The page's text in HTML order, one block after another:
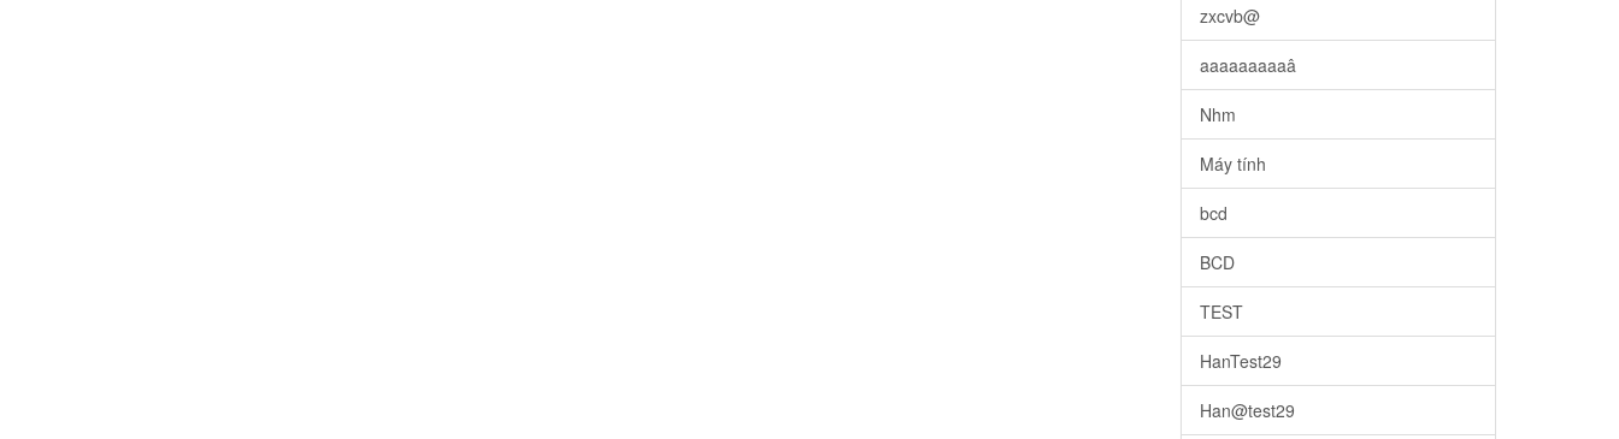
zxcvb@
aaaaaaaaaâ
Nhm
Máy tính
bcd
BCD
TEST
HanTest29
Han@test29